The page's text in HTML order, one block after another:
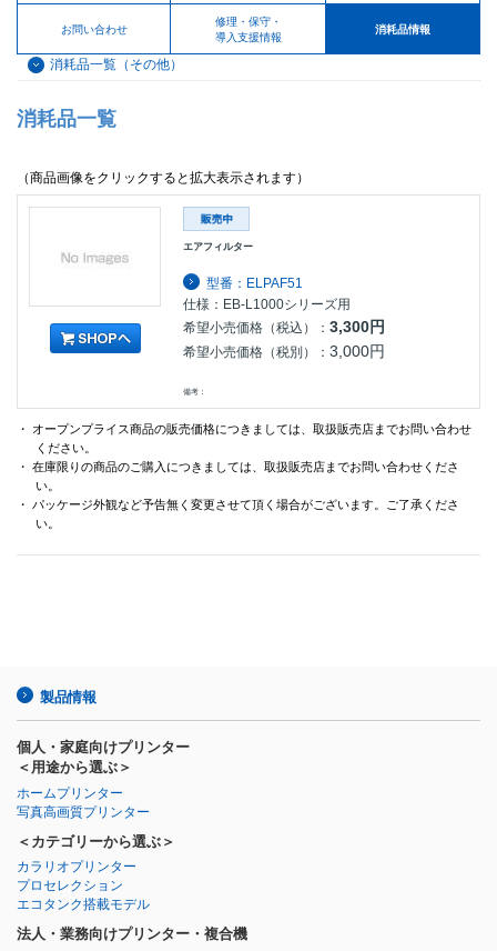
お問い合わせ
修理・保守・
導入支援情報
消耗品情報
消耗品一覧（その他）
消耗品一覧
（商品画像をクリックすると拡大表示されます）
エアフィルター
型番：ELPAF51
仕様：EB-L1000シリーズ用
希望小売価格（税込）：3,300円
希望小売価格（税別）：3,000円
備考：
・ オープンプライス商品の販売価格につきましては、取扱販売店までお問い合わせ
ください。
・ 在庫限りの商品のご購入につきましては、取扱販売店までお問い合わせくださ
い。
・ パッケージ外観など予告無く変更させて頂く場合がございます。ご了承くださ
い。
製品情報
個人・家庭向けプリンター
＜用途から選ぶ＞
ホームプリンター
写真高画質プリンター
＜カテゴリーから選ぶ＞
カラリオプリンター
プロセレクション
エコタンク搭載モデル
法人・業務向けプリンター・複合機